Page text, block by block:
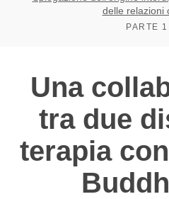
delle relazioni
PARTE
Una
tra due
terapia